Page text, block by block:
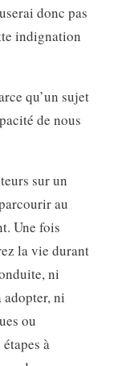
donc pas
indignation
qu’un sujet
de nous
sur un
au
Une fois
la vie durant
ni
ni
ou
à